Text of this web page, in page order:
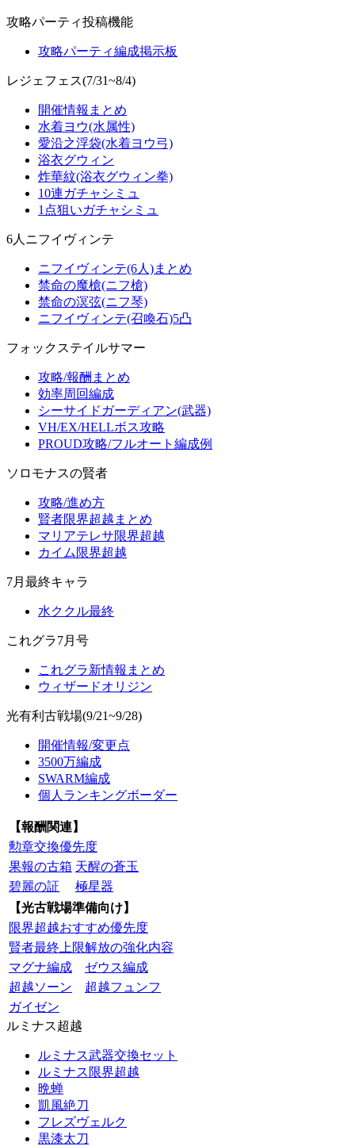
攻略パーティ投稿機能
攻略パーティ編成掲示板
レジェフェス(7/31~8/4)
開催情報まとめ
水着ヨウ(水属性)
愛沿之浮袋(水着ヨウ弓)
浴衣グウィン
炸華紋(浴衣グウィン拳)
10連ガチャシミュ
1点狙いガチャシミュ
6人ニフイヴィンテ
ニフイヴィンテ(6人)まとめ
禁命の魔槍(ニフ槍)
禁命の溟弦(ニフ琴)
ニフイヴィンテ(召喚石)5凸
フォックステイルサマー
攻略/報酬まとめ
効率周回編成
シーサイドガーディアン(武器)
VH/EX/HELLボス攻略
PROUD攻略/フルオート編成例
ソロモナスの賢者
攻略/進め方
賢者限界超越まとめ
マリアテレサ限界超越
カイム限界超越
7月最終キャラ
水ククル最終
これグラ7月号
これグラ新情報まとめ
ウィザードオリジン
光有利古戦場(9/21~9/28)
開催情報/変更点
3500万編成
SWARM編成
個人ランキングボーダー
【報酬関連】
勲章交換優先度
果報の古箱 天醒の蒼玉
碧麗の証
極星器
【光古戦場準備向け】
限界超越おすすめ優先度
賢者最終上限解放の強化内容
マグナ編成
ゼウス編成
超越ソーン
超越フュンフ
ガイゼン
ルミナス超越
ルミナス武器交換セット
ルミナス限界超越
晩蝉
凱風絶刀
フレズヴェルク
黒漆太刀